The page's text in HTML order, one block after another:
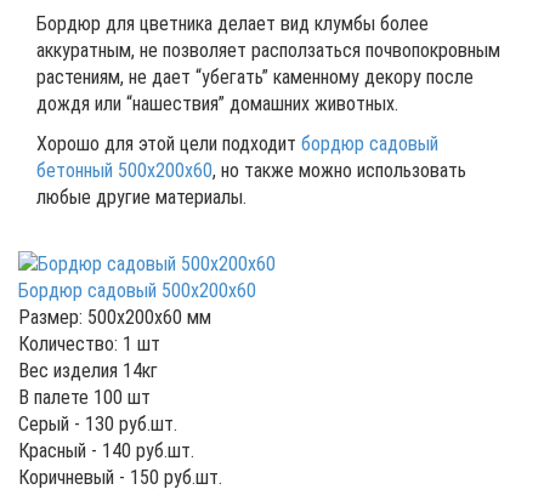
Бордюр для цветника делает вид клумбы более
аккуратным, не позволяет расползаться почвопокровным
растениям, не дает “убегать” каменному декору после
дождя или “нашествия” домашних животных.
Хорошо для этой цели подходит бордюр садовый
бетонный 500х200х60, но также можно использовать
любые другие материалы.
Бордюр садовый 500x200x60
Размер: 500x200x60 мм
Количество: 1 шт
Вес изделия 14кг
В палете 100 шт
Серый - 130 руб.шт.
Красный - 140 руб.шт.
Коричневый - 150 руб.шт.